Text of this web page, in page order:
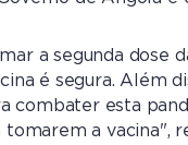
a segunda dose
é segura. Além
combater esta
tomarem a vacina",